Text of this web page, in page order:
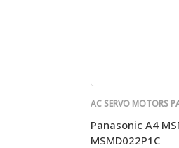
AC SERVO MOTORS
Panasonic A4
MSMD022P1C